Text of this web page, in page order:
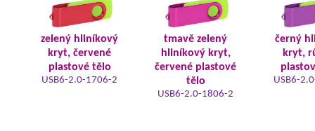
zelený hliníkový
kryt, červené
plastové tělo
USB6-2.0-1706-2
tmavě zelený
hliníkový kryt,
červené plastové
tělo
USB6-2.0-1806-2
černý
kryt,
USB6-